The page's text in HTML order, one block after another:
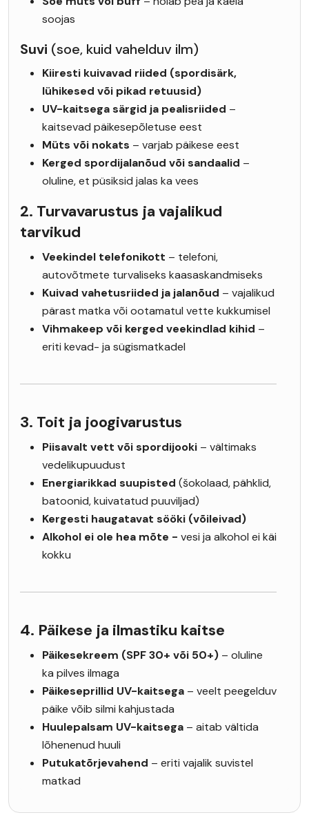
soojas
Suvi (soe, kuid vahelduv ilm)
Kiiresti kuivavad riided (spordisärk,
lühikesed või pikad retuusid)
UV-kaitsega särgid ja pealisriided –
kaitsevad päikesepõletuse eest
Müts või nokats – varjab päikese eest
Kerged spordijalanõud või sandaalid –
oluline, et püsiksid jalas ka vees
2. Turvavarustus ja vajalikud
tarvikud
Veekindel telefonikott – telefoni,
autovõtmete turvaliseks kaasaskandmiseks
Kuivad vahetusriided ja jalanõud – vajalikud
pärast matka või ootamatul vette kukkumisel
Vihmakeep või kerged veekindlad kihid –
eriti kevad- ja sügismatkadel
3. Toit ja joogivarustus
Piisavalt vett või spordijooki – vältimaks
vedelikupuudust
Energiarikkad suupisted (šokolaad, pähklid,
batoonid, kuivatatud puuviljad)
Kergesti haugatavat sööki (võileivad)
Alkohol ei ole hea mõte - vesi ja alkohol ei käi
kokku
4. Päikese ja ilmastiku kaitse
Päikesekreem (SPF 30+ või 50+) – oluline
ka pilves ilmaga
Päikeseprillid UV-kaitsega – veelt peegelduv
päike võib silmi kahjustada
Huulepalsam UV-kaitsega – aitab vältida
lõhenenud huuli
Putukatõrjevahend – eriti vajalik suvistel
matkad